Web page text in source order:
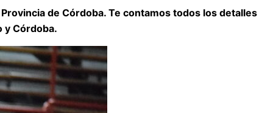
de Córdoba. Te contamos todos los detalles
y Córdoba.